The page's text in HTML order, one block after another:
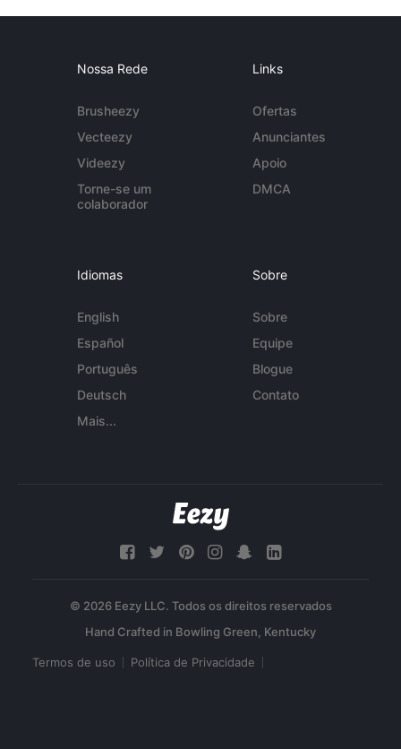
Nossa Rede
Brusheezy
Vecteezy
Videezy
Torne-se um
colaborador
Links
Ofertas
Anunciantes
Apoio
DMCA
Idiomas
English
Español
Português
Deutsch
Mais...
Sobre
Sobre
Equipe
Blogue
Contato
© 2026 Eezy LLC. Todos os direitos reservados
Termos de uso Política de Privacidade